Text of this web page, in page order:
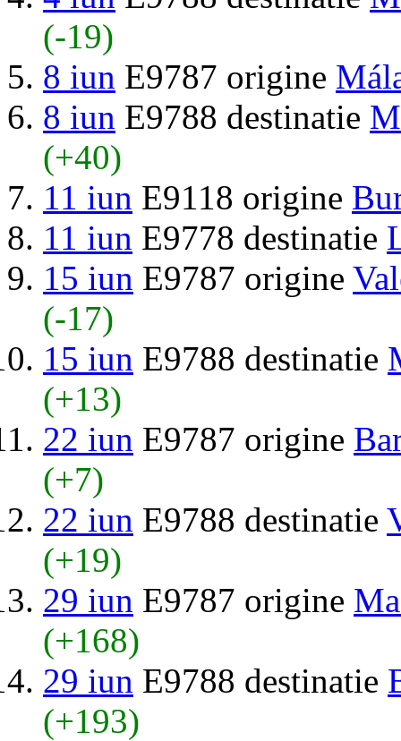
(-19)
8 iun E9787 origine
8 iun E9788 destinatie
(+40)
11 iun E9118 origine
11 iun E9778 destinatie
15 iun E9787 origine
(-17)
15 iun E9788 destinatie
(+13)
22 iun E9787 origine
(+7)
22 iun E9788 destinatie
(+19)
29 iun E9787 origine
(+168)
29 iun E9788 destinatie
(+193)